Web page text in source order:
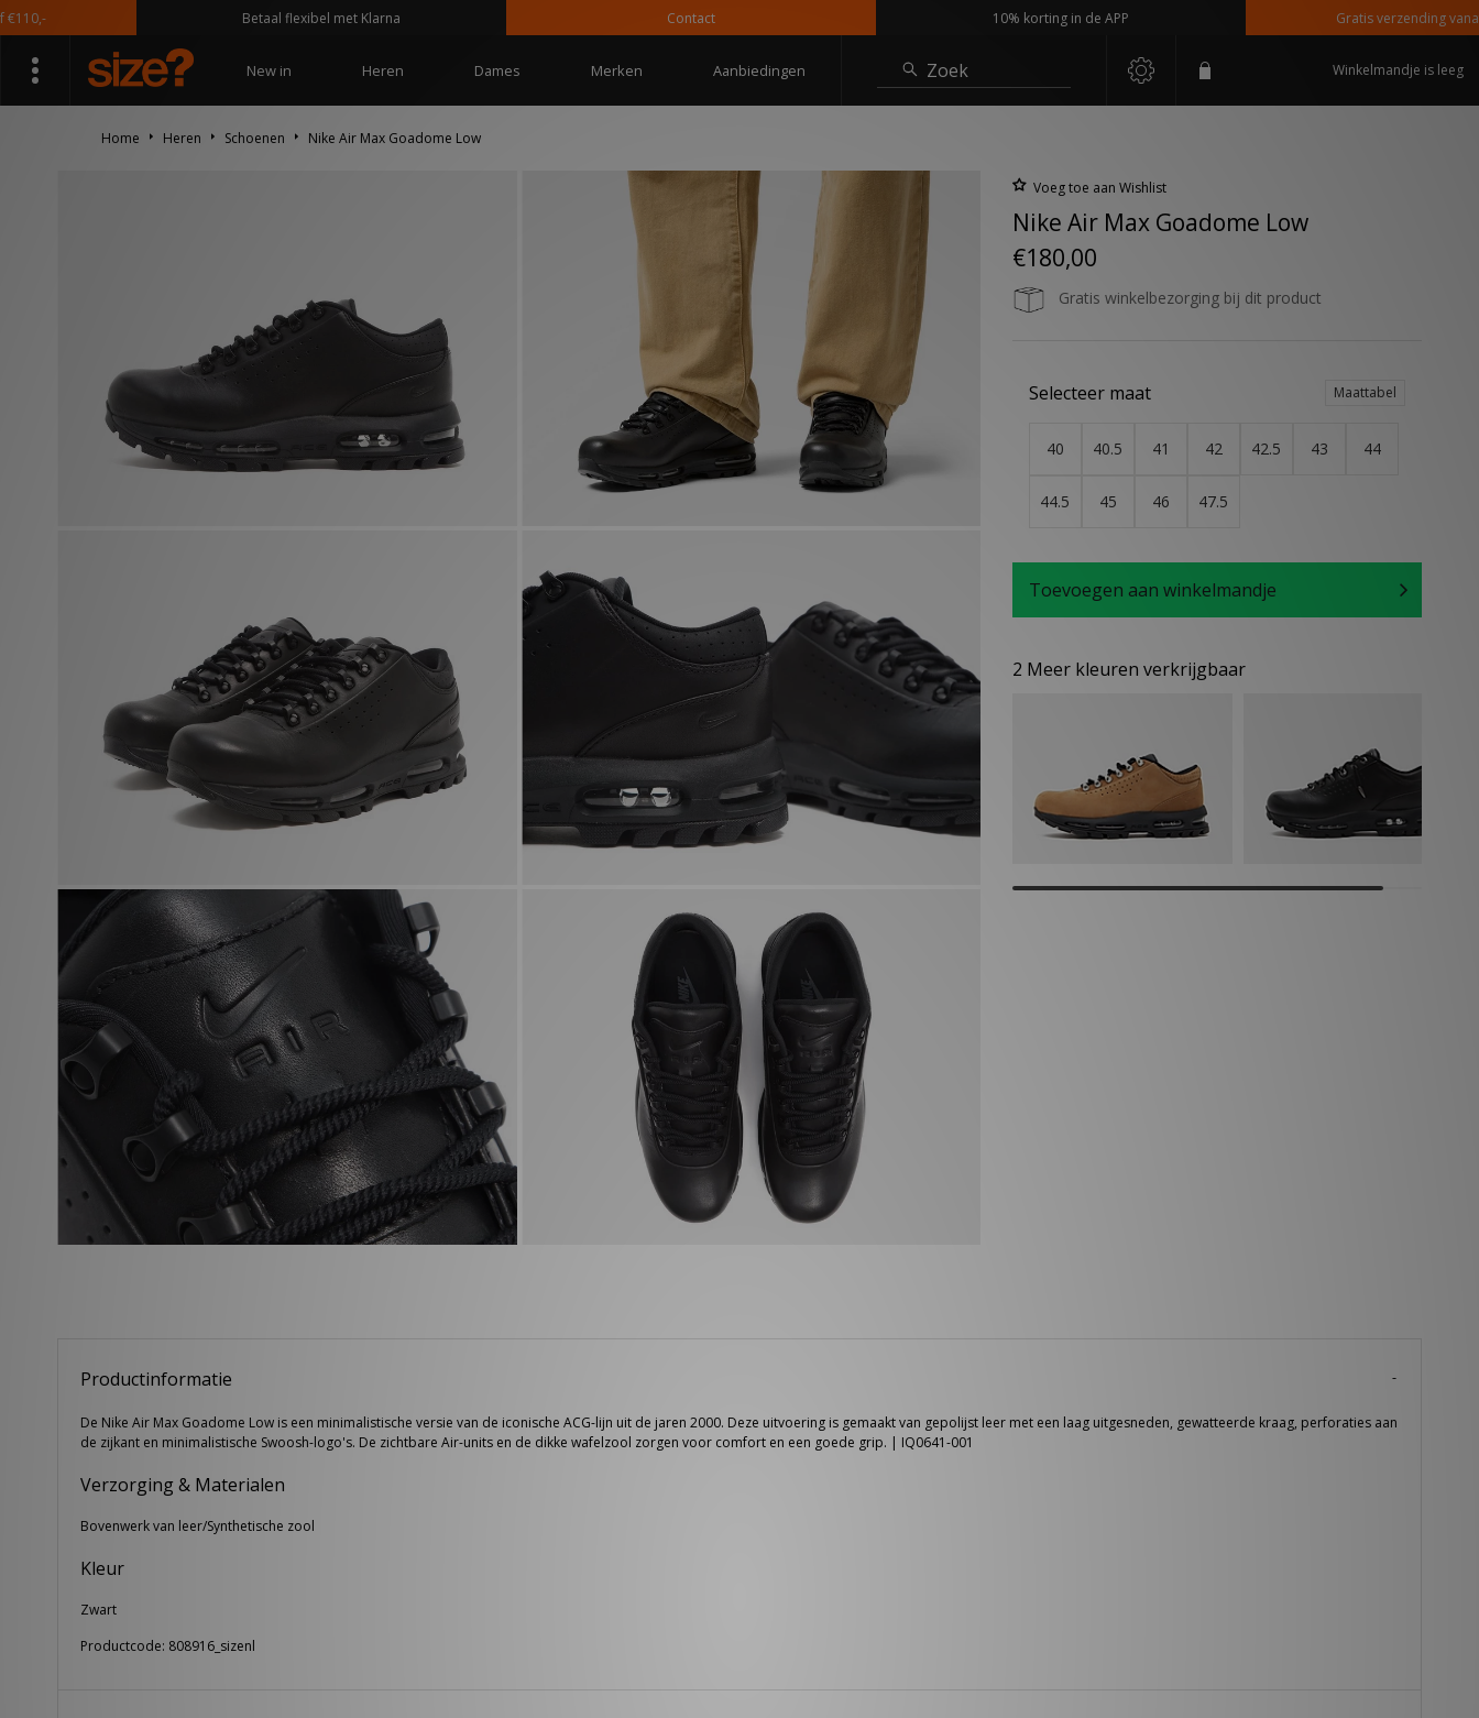
Betaal flexibel met Klarna Contact 10% korting in de APP Gratis verzending vanaf
New in Heren Dames Merken Aanbiedingen Zoek Winkelmandje is leeg
Home Heren Schoenen Nike Air Max Goadome Low
Voeg toe aan Wishlist
Nike Air Max Goadome Low
€180,00
Gratis winkelbezorging bij dit product
Selecteer maat Maattabel
40 40.5 41 42 42.5 43 44
44.5 45 46 47.5
Toevoegen aan winkelmandje
2 Meer kleuren verkrijgbaar
Productinformatie
De Nike Air Max Goadome Low is een minimalistische versie van de iconische ACG-lijn uit de jaren 2000. Deze uitvoering is gemaakt van gepolijst leer met een laag uitgesneden, gewatteerde kraag, perforaties aan
de zijkant en minimalistische Swoosh-logo's. De zichtbare Air-units en de dikke wafelzool zorgen voor comfort en een goede grip. | IQ0641-001
Verzorging & Materialen
Bovenwerk van leer/Synthetische zool
Kleur
Zwart
Productcode: 808916_sizenl